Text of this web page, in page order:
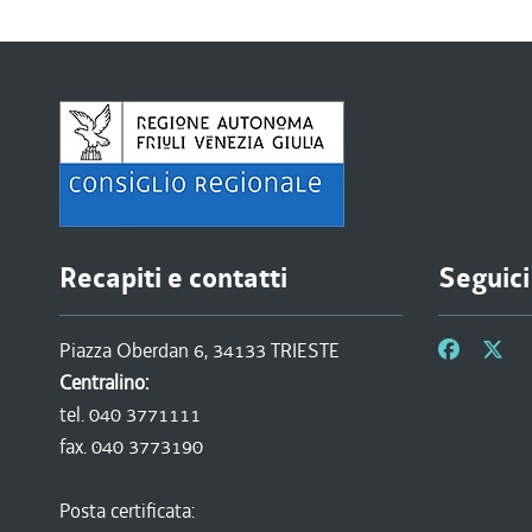
Recapiti e contatti
Piazza Oberdan 6, 34133 TRIESTE
Centralino:
tel. 040 3771111
fax. 040 3773190
Posta certificata: